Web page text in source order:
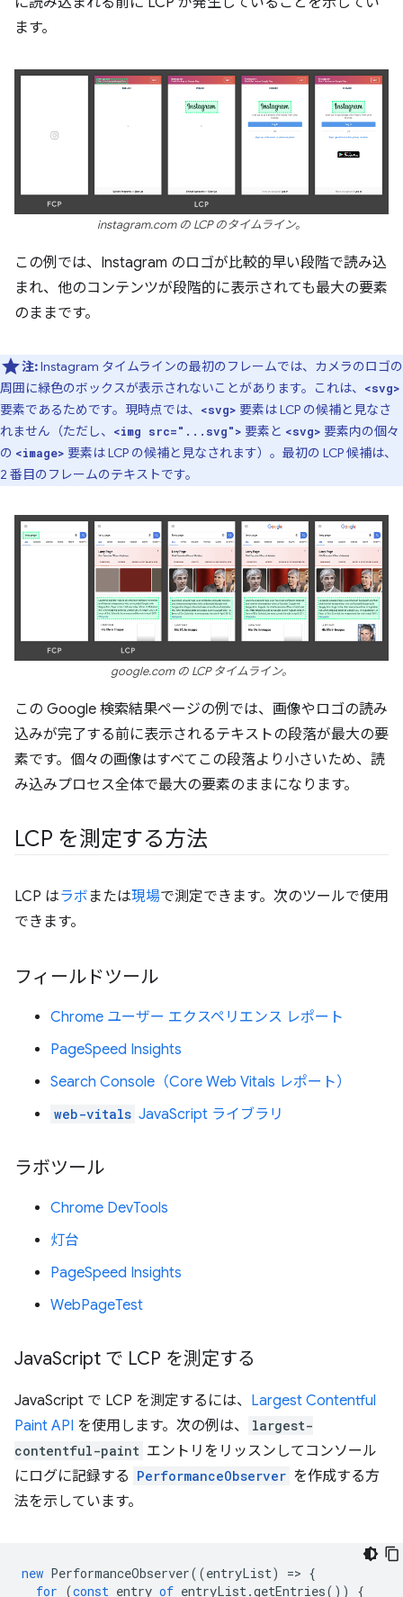
ます。
instagram.com の LCP のタイムライン。
この例では、Instagram のロゴが比較的早い段階で読み込
まれ、他のコンテンツが段階的に表示されても最大の要素
のままです。
注:Instagram タイムラインの最初のフレームでは、カメラのロゴの
周囲に緑色のボックスが表示されないことがあります。これは、
<svg>
要素であるためです。現時点では、 <svg> 要素は LCP の候補と見なさ
れません（ただし、
<img src="...svg"> 要素と <svg> 要素内の個々
の <image> 要素は LCP の候補と見なされます）。最初の LCP 候補は、
2 番目のフレームのテキストです。
google.com の LCP タイムライン。
この Google 検索結果ページの例では、画像やロゴの読み
込みが完了する前に表示されるテキストの段落が最大の要
素です。個々の画像はすべてこの段落より小さいため、読
み込みプロセス全体で最大の要素のままになります。
LCP を測定する方法
LCP はラボ または現場で測定できます。次のツールで使用
できます。
フィールドツール
Chrome ユーザー エクスペリエンス レポート
PageSpeed Insights
Search Console（Core Web Vitals レポート）
web-vitals JavaScript ライブラリ
ラボツール
Chrome DevTools
灯台
PageSpeed Insights
WebPageTest
JavaScript で LCP を測定する
JavaScript で LCP を測定するには、 Largest Contentful
Paint API を使用します。次の例は、
largest-
contentful-paint エントリをリッスンしてコンソール
にログに記録する PerformanceObserver を作成する方
法を示しています。
new PerformanceObserver((entryList) => {
for (const entry of entryList.getEntries()) {